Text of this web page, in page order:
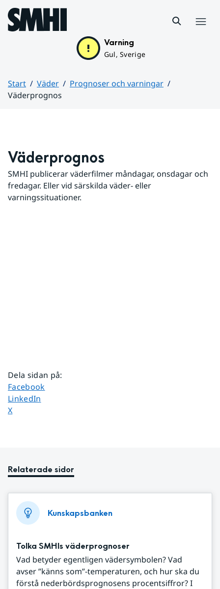
Hoppa till sidans innehåll
Varning
Gul, Sverige
Start Väder
Prognoser och varningar
Väderprognos
Väderprognos
SMHI publicerar väderfilmer måndagar, onsdagar och
fredagar. Eller vid särskilda väder- eller
varningssituationer.
Dela sidan på:
Dela sidan på
Facebook
Dela sidan på
LinkedIn
Dela sidan på
X
Relaterade sidor
Kunskapsbanken
Tolka SMHIs väderprognoser
Vad betyder egentligen vädersymbolen? Vad
avser ”känns som”-temperaturen, och hur ska du
förstå nederbördsprognosens procentsiffror? I